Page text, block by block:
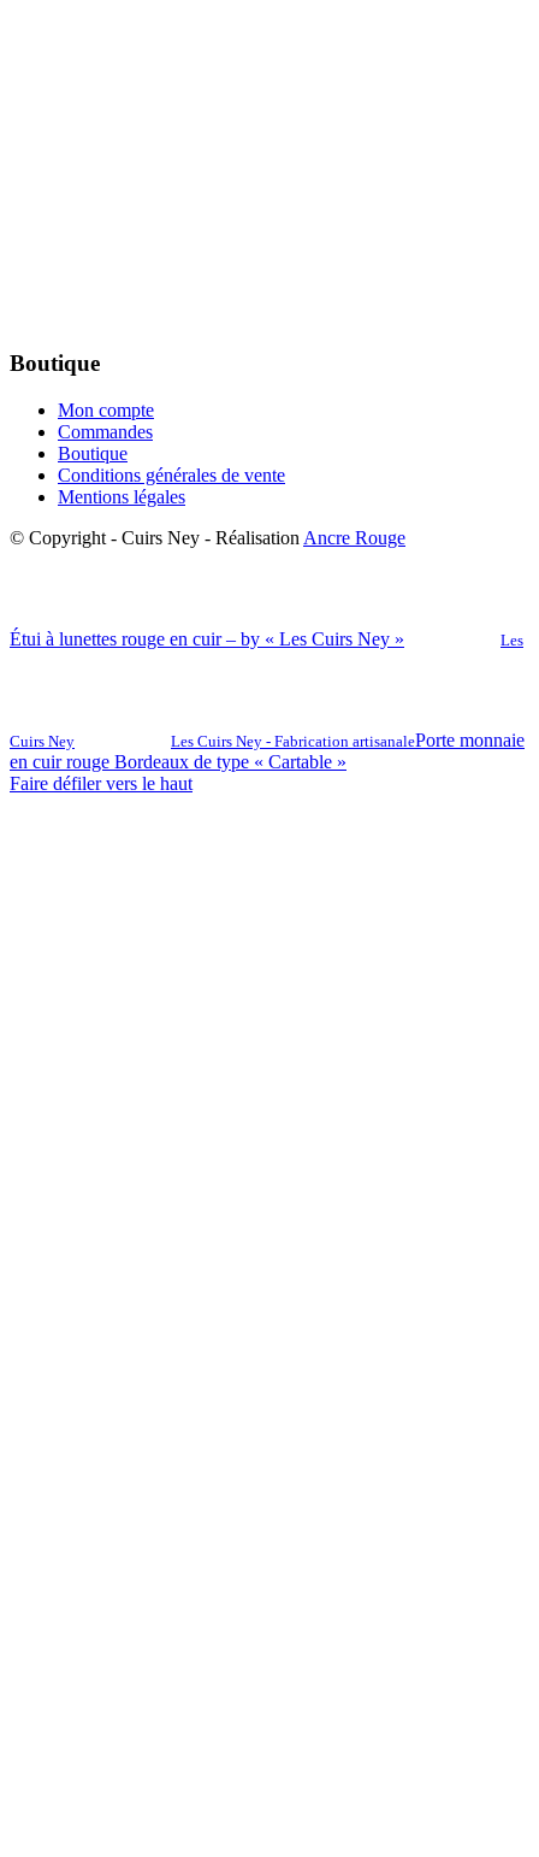
Boutique
Mon compte
Commandes
Boutique
Conditions générales de vente
Mentions légales
© Copyright - Cuirs Ney - Réalisation Ancre Rouge
Étui à lunettes rouge en cuir – by « Les Cuirs Ney » Les
Cuirs Ney Les Cuirs Ney - Fabrication artisanalePorte monnaie
en cuir rouge Bordeaux de type « Cartable »
Faire défiler vers le haut